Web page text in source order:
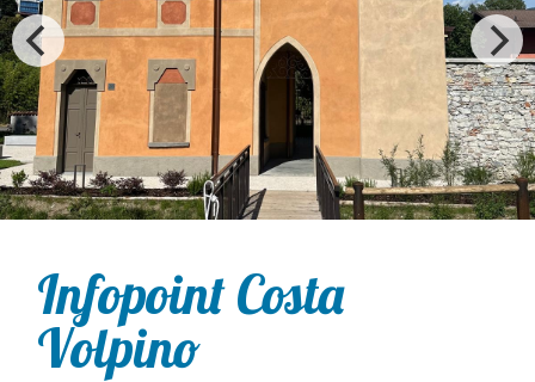
Infopoint Costa
Volpino